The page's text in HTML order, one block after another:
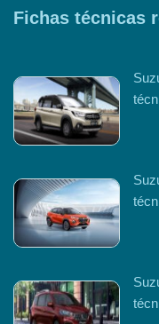
Fichas técnicas